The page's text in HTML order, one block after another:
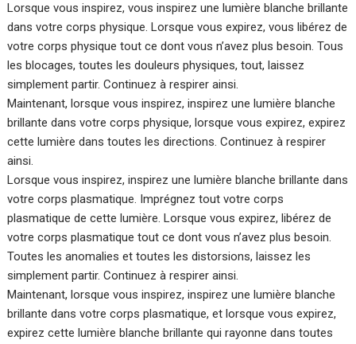
Lorsque vous inspirez, vous inspirez une lumière blanche brillante
dans votre corps physique. Lorsque vous expirez, vous libérez de
votre corps physique tout ce dont vous n’avez plus besoin. Tous
les blocages, toutes les douleurs physiques, tout, laissez
simplement partir. Continuez à respirer ainsi.
Maintenant, lorsque vous inspirez, inspirez une lumière blanche
brillante dans votre corps physique, lorsque vous expirez, expirez
cette lumière dans toutes les directions. Continuez à respirer
ainsi.
Lorsque vous inspirez, inspirez une lumière blanche brillante dans
votre corps plasmatique. Imprégnez tout votre corps
plasmatique de cette lumière. Lorsque vous expirez, libérez de
votre corps plasmatique tout ce dont vous n’avez plus besoin.
Toutes les anomalies et toutes les distorsions, laissez les
simplement partir. Continuez à respirer ainsi.
Maintenant, lorsque vous inspirez, inspirez une lumière blanche
brillante dans votre corps plasmatique, et lorsque vous expirez,
expirez cette lumière blanche brillante qui rayonne dans toutes